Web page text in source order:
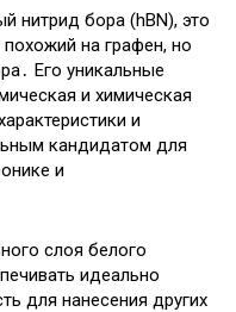
нитрид бора (hBN), это
на графен, но
Его уникальные
и химическая
и
кандидатом для
и
слоя белого
идеально
для нанесения других